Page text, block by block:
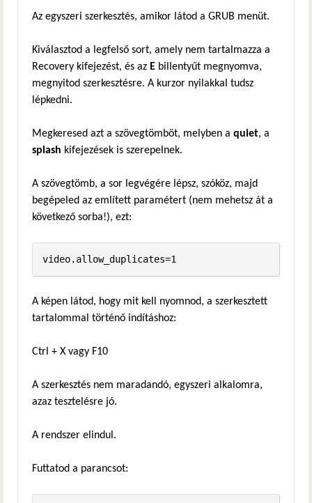
Az egyszeri szerkesztés, amikor látod a GRUB menüt.
Kiválasztod a legfelső sort, amely nem tartalmazza a
Recovery kifejezést, és az E billentyűt megnyomva,
megnyitod szerkesztésre. A kurzor nyilakkal tudsz
lépkedni.
Megkeresed azt a szövegtömböt, melyben a quiet, a
splash kifejezések is szerepelnek.
A szövegtömb, a sor legvégére lépsz, szóköz, majd
begépeled az említett paramétert (nem mehetsz át a
következő sorba!), ezt:
video.allow_duplicates=1
A képen látod, hogy mit kell nyomnod, a szerkesztett
tartalommal történő indításhoz:
Ctrl + X vagy F10
A szerkesztés nem maradandó, egyszeri alkalomra,
azaz tesztelésre jó.
A rendszer elindul.
Futtatod a parancsot: